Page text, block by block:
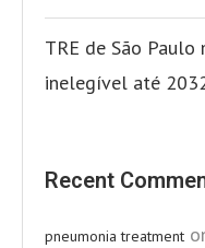
TRE de São
inelegível até
Recent
pneumonia treatment